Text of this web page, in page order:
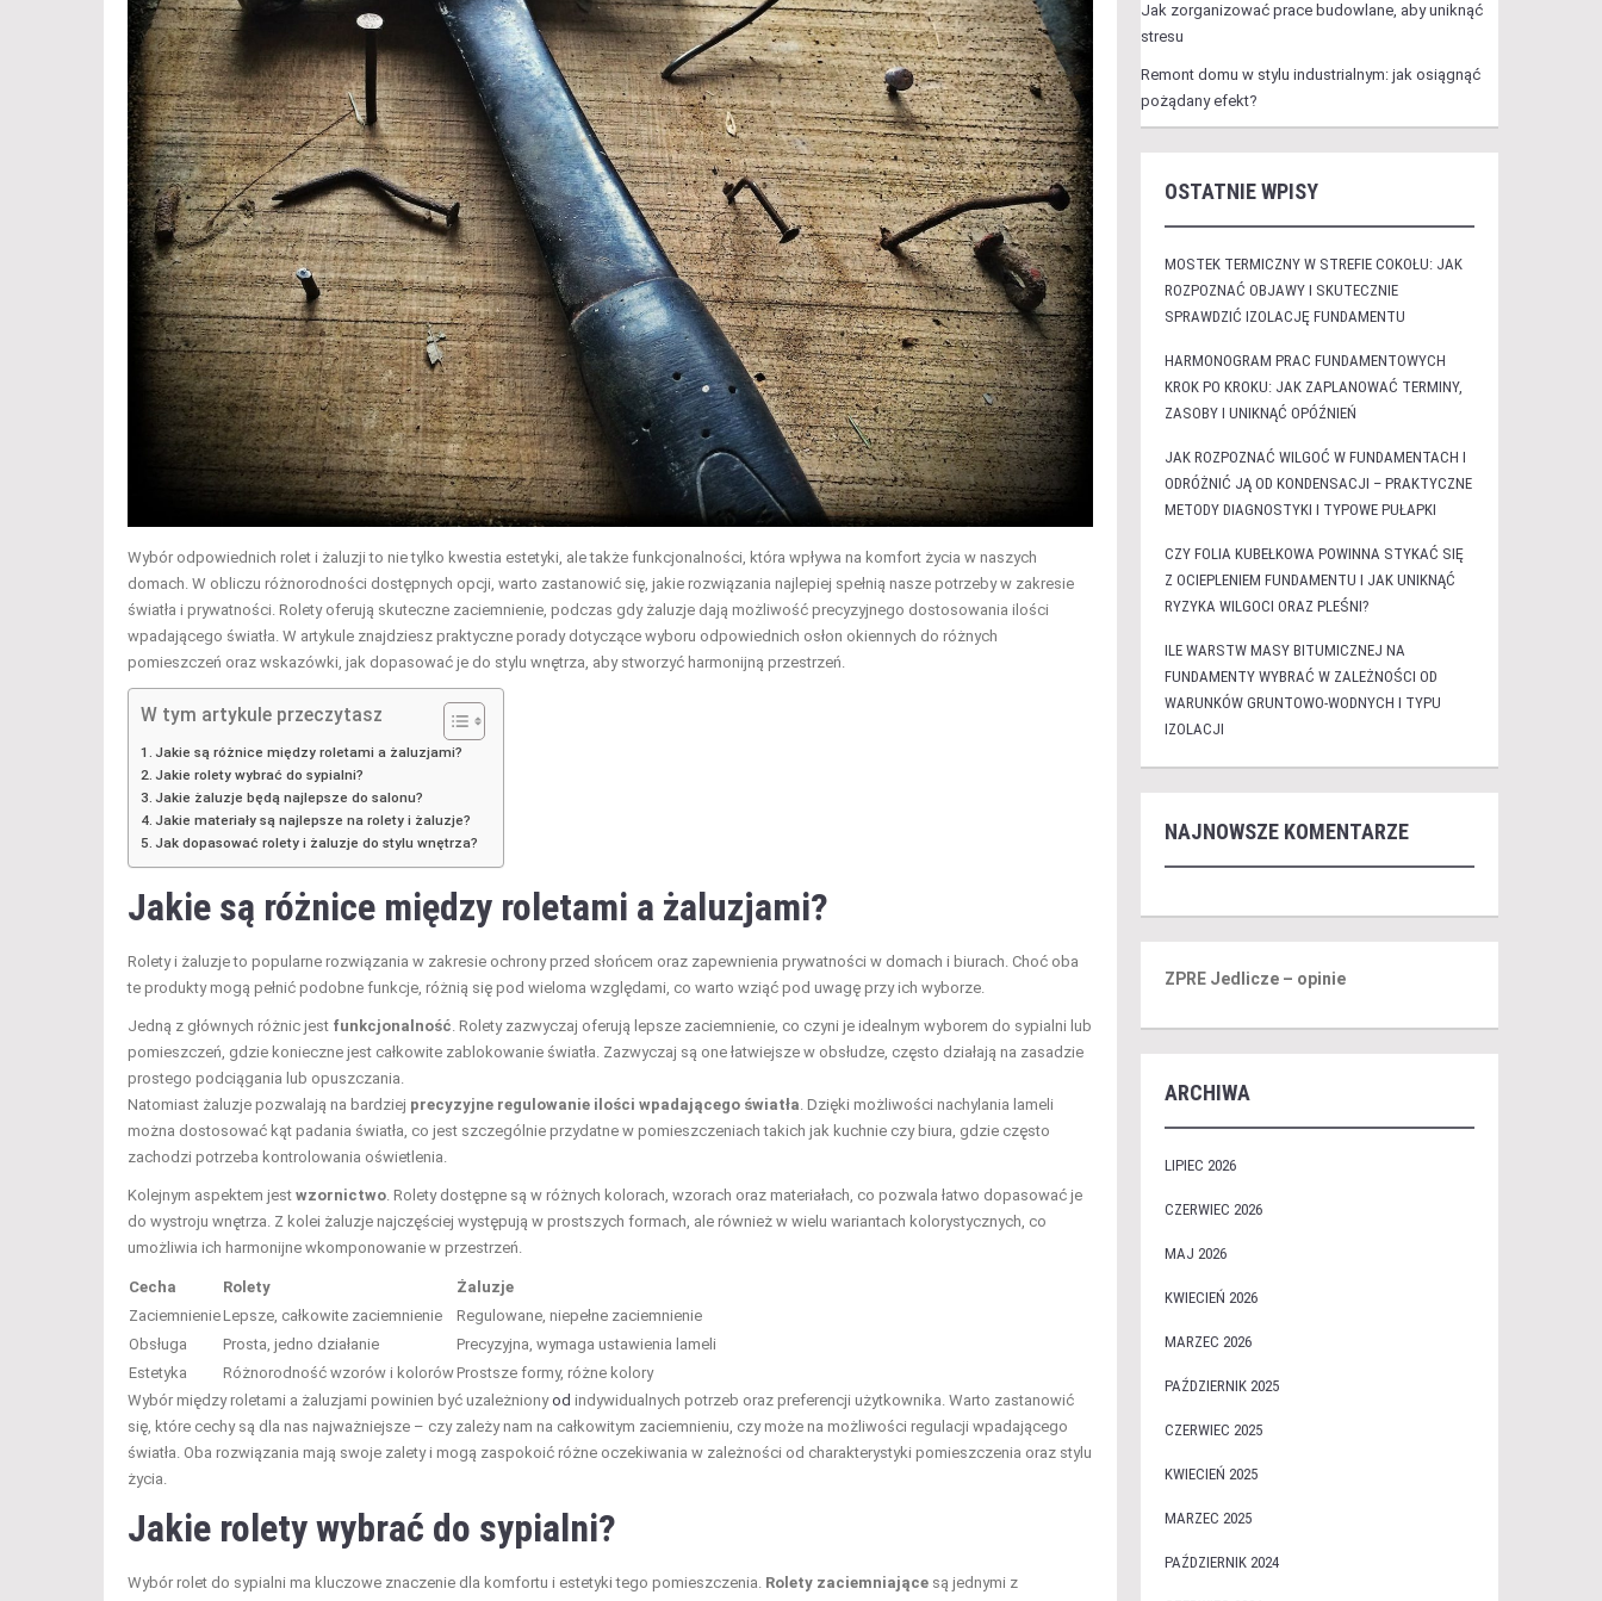
Wybór odpowiednich rolet i żaluzji to nie tylko kwestia estetyki, ale także funkcjonalności, która wpływa na komfort życia w naszych
domach. W obliczu różnorodności dostępnych opcji, warto zastanowić się, jakie rozwiązania najlepiej spełnią nasze potrzeby w zakresie
światła i prywatności. Rolety oferują skuteczne zaciemnienie, podczas gdy żaluzje dają możliwość precyzyjnego dostosowania ilości
wpadającego światła. W artykule znajdziesz praktyczne porady dotyczące wyboru odpowiednich osłon okiennych do różnych
pomieszczeń oraz wskazówki, jak dopasować je do stylu wnętrza, aby stworzyć harmonijną przestrzeń.
W tym artykule przeczytasz
Jakie są różnice między roletami a żaluzjami?
Jakie rolety wybrać do sypialni?
Jakie żaluzje będą najlepsze do salonu?
Jakie materiały są najlepsze na rolety i żaluzje?
Jak dopasować rolety i żaluzje do stylu wnętrza?
Jakie są różnice między roletami a żaluzjami?
Rolety i żaluzje to popularne rozwiązania w zakresie ochrony przed słońcem oraz zapewnienia prywatności w domach i biurach. Choć oba
te produkty mogą pełnić podobne funkcje, różnią się pod wieloma względami, co warto wziąć pod uwagę przy ich wyborze.
Jedną z głównych różnic jest funkcjonalność. Rolety zazwyczaj oferują lepsze zaciemnienie, co czyni je idealnym wyborem do sypialni lub
pomieszczeń, gdzie konieczne jest całkowite zablokowanie światła. Zazwyczaj są one łatwiejsze w obsłudze, często działają na zasadzie
prostego podciągania lub opuszczania.
Natomiast żaluzje pozwalają na bardziej precyzyjne regulowanie ilości wpadającego światła. Dzięki możliwości nachylania lameli
można dostosować kąt padania światła, co jest szczególnie przydatne w pomieszczeniach takich jak kuchnie czy biura, gdzie często
zachodzi potrzeba kontrolowania oświetlenia.
Kolejnym aspektem jest wzornictwo. Rolety dostępne są w różnych kolorach, wzorach oraz materiałach, co pozwala łatwo dopasować je
do wystroju wnętrza. Z kolei żaluzje najczęściej występują w prostszych formach, ale również w wielu wariantach kolorystycznych, co
umożliwia ich harmonijne wkomponowanie w przestrzeń.
Cecha Rolety
Żaluzje
ZaciemnienieLepsze, całkowite zaciemnienie
Regulowane, niepełne zaciemnienie
Obsługa
Prosta, jedno działanie
Precyzyjna, wymaga ustawienia lameli
Estetyka
Różnorodność wzorów i kolorówProstsze formy, różne kolory
Wybór między roletami a żaluzjami powinien być uzależnionyod indywidualnych potrzeb oraz preferencji użytkownika. Warto zastanowić
się, które cechy są dla nas najważniejsze – czy zależy nam na całkowitym zaciemnieniu, czy może na możliwości regulacji wpadającego
światła. Oba rozwiązania mają swoje zalety i mogą zaspokoić różne oczekiwania w zależności od charakterystyki pomieszczenia oraz stylu
życia.
Jakie rolety wybrać do sypialni?
Wybór rolet do sypialni ma kluczowe znaczenie dla komfortu i estetyki tego pomieszczenia. Rolety zaciemniające są jednymi z
Jak zorganizować prace budowlane, aby uniknąć
stresu
Remont domu w stylu industrialnym: jak osiągnąć
pożądany efekt?
OSTATNIE WPISY
MOSTEK TERMICZNY W STREFIE COKOŁU: JAK
ROZPOZNAĆ OBJAWY I SKUTECZNIE
SPRAWDZIĆ IZOLACJĘ FUNDAMENTU
HARMONOGRAM PRAC FUNDAMENTOWYCH
KROK PO KROKU: JAK ZAPLANOWAĆ TERMINY,
ZASOBY I UNIKNĄĆ OPÓŹNIEŃ
JAK ROZPOZNAĆ WILGOĆ W FUNDAMENTACH I
ODRÓŻNIĆ JĄ OD KONDENSACJI – PRAKTYCZNE
METODY DIAGNOSTYKI I TYPOWE PUŁAPKI
CZY FOLIA KUBEŁKOWA POWINNA STYKAĆ SIĘ
Z OCIEPLENIEM FUNDAMENTU I JAK UNIKNĄĆ
RYZYKA WILGOCI ORAZ PLEŚNI?
ILE WARSTW MASY BITUMICZNEJ NA
FUNDAMENTY WYBRAĆ W ZALEŻNOŚCI OD
WARUNKÓW GRUNTOWO-WODNYCH I TYPU
IZOLACJI
NAJNOWSZE KOMENTARZE
ZPRE Jedlicze – opinie
ARCHIWA
LIPIEC 2026
CZERWIEC 2026
MAJ 2026
KWIECIEŃ 2026
MARZEC 2026
PAŹDZIERNIK 2025
CZERWIEC 2025
KWIECIEŃ 2025
MARZEC 2025
PAŹDZIERNIK 2024